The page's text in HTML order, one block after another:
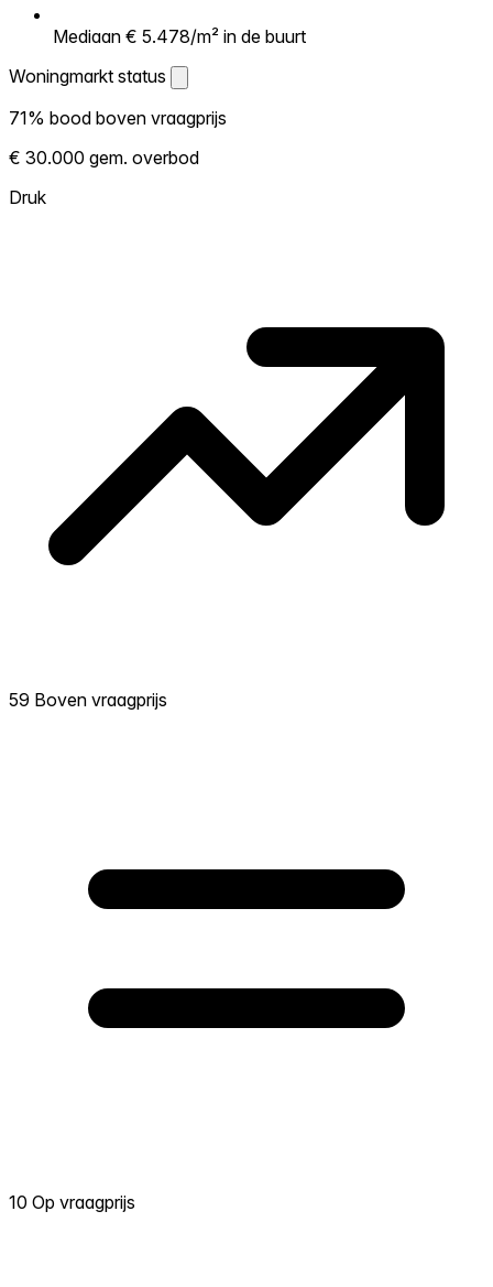
Mediaan € 5.478/m² in de buurt
Woningmarkt status
Woningmarkt status
Laat zien hoe competitief de markt hier is.
Hoe meer woningen boven vraagprijs
verkopen, hoe heter. Heet? Verwacht
71% bood boven vraagprijs
€ 30.000 gem. overbod
Druk
59 Boven vraagprijs
10 Op vraagprijs